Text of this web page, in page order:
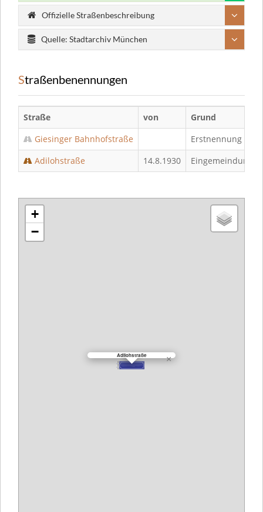
Offizielle Straßenbeschreibung
Quelle: Stadtarchiv München
Straßenbenennungen
Straße von
Grund
Giesinger Bahnhofstraße
Erstnennung
Adilohstraße
14.8.1930 Eingemeindung
Adilohstraße ×
+
−